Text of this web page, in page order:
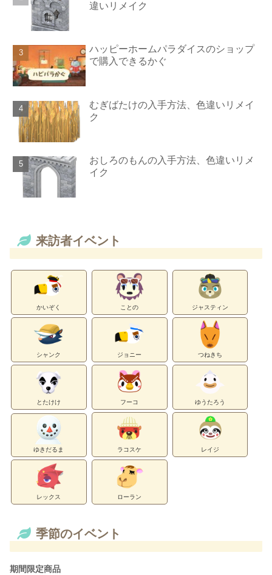
違いリメイク
ハッピーホームパラダイスのショップ
で購入できるかぐ
むぎばたけの入手方法、色違いリメイ
ク
おしろのもんの入手方法、色違いリメ
イク
来訪者イベント
かいぞく ことの ジャスティン
シャンク ジョニー つねきち
とたけけ フーコ ゆうたろう
ゆきだるま ラコスケ レイジ
レックス ローラン
季節のイベント
期間限定商品